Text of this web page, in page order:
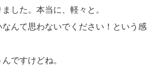
した。本当に、軽々と。
んて思わないでください！という感
ですけどね。